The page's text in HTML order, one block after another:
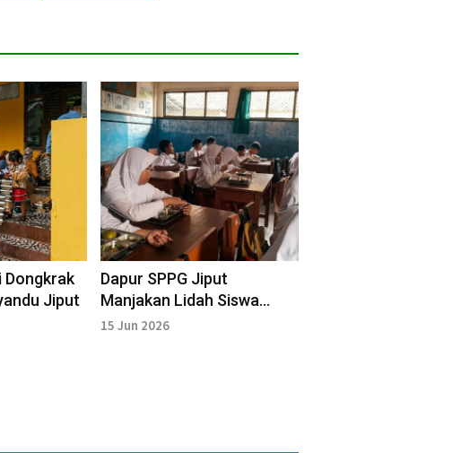
Dongkrak
Jiput
Dapur SPPG Jiput
Manjakan Lidah Siswa
Pandeglang
15 Jun 2026